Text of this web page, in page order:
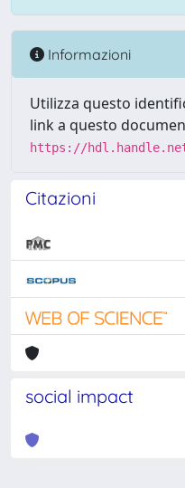
Informazioni
Utilizza questo
link a questo
https://
Citazioni
social impact